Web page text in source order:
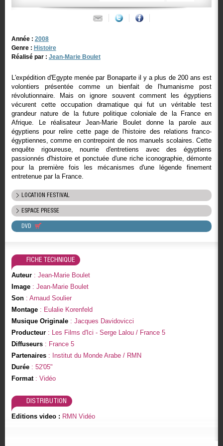
Année : 2008
Genre : Histoire
Réalisé par : Jean-Marie Boulet
L'expédition d'Egypte menée par Bonaparte il y a plus de 200 ans est
volontiers présentée comme un bienfait de l'humanisme post
révolutionnaire. Mais on ignore souvent comment les égyptiens
vécurent cette occupation dramatique qui fut un véritable test
grandeur nature de la future politique coloniale de la France en
Afrique. Le réalisateur Jean-Marie Boulet donne la parole aux
égyptiens pour relire cette page de l'histoire des relations franco-
égyptiennes, comme en contrepoint de nos manuels scolaires. Cette
enquête rigoureuse, nourrie d'entretiens avec des égyptiens
passionnés d'histoire et ponctuée d'une riche iconographie, démonte
pour la première fois les mécanismes d'une légende finement
entretenue par la France.
LOCATION FESTIVAL
ESPACE PRESSE
DVD
FICHE TECHNIQUE
Auteur: Jean-Marie Boulet
Image: Jean-Marie Boulet
Son: Arnaud Soulier
Montage: Eulalie Korenfeld
Musique Originale: Jacques Davidovicci
Producteur: Les Films d'Ici - Serge Lalou / France 5
Diffuseurs: France 5
Partenaires: Institut du Monde Arabe / RMN
Durée: 52'05"
Format: Vidéo
DISTRIBUTION
Editions video : RMN Vidéo